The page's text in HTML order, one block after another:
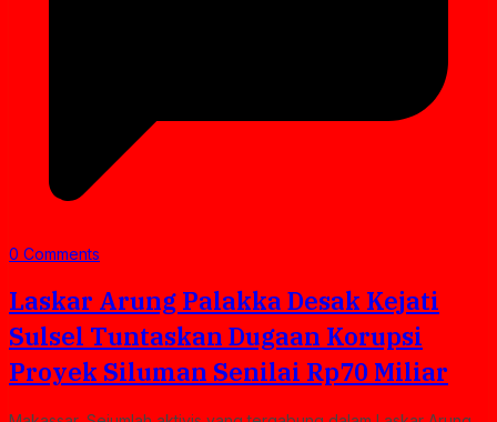
0 Comments
Laskar Arung Palakka Desak Kejati
Sulsel Tuntaskan Dugaan Korupsi
Proyek Siluman Senilai Rp70 Miliar